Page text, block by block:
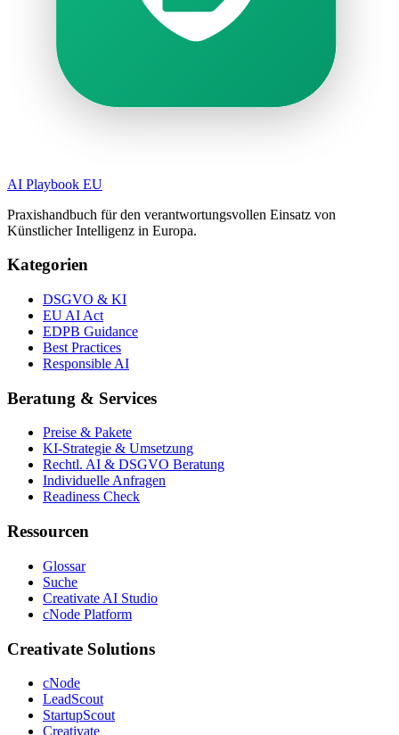
AI Playbook EU
Praxishandbuch für den verantwortungsvollen Einsatz von
Künstlicher Intelligenz in Europa.
Kategorien
DSGVO & KI
EU AI Act
EDPB Guidance
Best Practices
Responsible AI
Beratung & Services
Preise & Pakete
KI-Strategie & Umsetzung
Rechtl. AI & DSGVO Beratung
Individuelle Anfragen
Readiness Check
Ressourcen
Glossar
Suche
Creativate AI Studio
cNode Platform
Creativate Solutions
cNode
LeadScout
StartupScout
Creativate